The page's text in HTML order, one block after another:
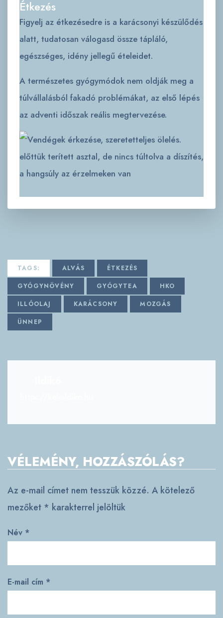
Étkezés
Figyelj az étkezésedre is a karácsonyi készülődés
alatt, tudatosan válogasd össze tápláló,
egészséges, idény jellegű ételeidet.
A természetes gyógymódok nem oldják meg a
túlvállalásból fakadó problémákat, az első lépés
az adventi időszak reális megtervezése.
TAGS: ALVÁS
ÉTKEZÉS
GYÓGYNÖVÉNY
GYÓGYTEA
HKO
ILLÓOLAJ
KARÁCSONY
MOZGÁS
ÜNNEP
VÉLEMÉNY, HOZZÁSZÓLÁS?
Az e-mail címet nem tesszük közzé. A kötelező
mezőket * karakterrel jelöltük
Név *
E-mail cím *